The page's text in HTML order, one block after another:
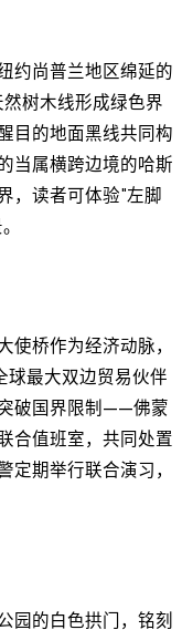
约尚普兰地区绵延的
树木线形成绿色界
目的地面黑线共同构
当属横跨边境的哈斯
，读者可体验"左脚
使桥作为经济动脉，
最大双边贸易伙伴
破国界限制——佛蒙
合值班室，共同处置
定期举行联合演习，
园的白色拱门，铭刻